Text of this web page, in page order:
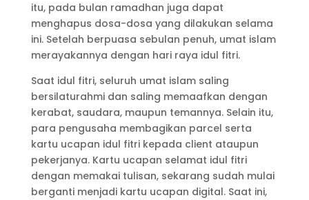
itu, pada bulan ramadhan juga dapat
menghapus dosa-dosa yang dilakukan selama
ini. Setelah berpuasa sebulan penuh, umat islam
merayakannya dengan hari raya idul fitri.
Saat idul fitri, seluruh umat islam saling
bersilaturahmi dan saling memaafkan dengan
kerabat, saudara, maupun temannya. Selain itu,
para pengusaha membagikan parcel serta
kartu ucapan idul fitri kepada client ataupun
pekerjanya. Kartu ucapan selamat idul fitri
dengan memakai tulisan, sekarang sudah mulai
berganti menjadi kartu ucapan digital. Saat ini,